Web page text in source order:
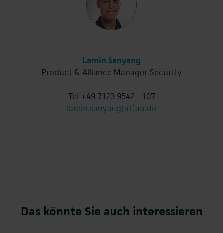
Lamin Sanyang
Product & Alliance Manager Security
Tel +49 7123 9542 - 107
lamin.sanyang(at)au.de
Das könnte Sie auch interessieren